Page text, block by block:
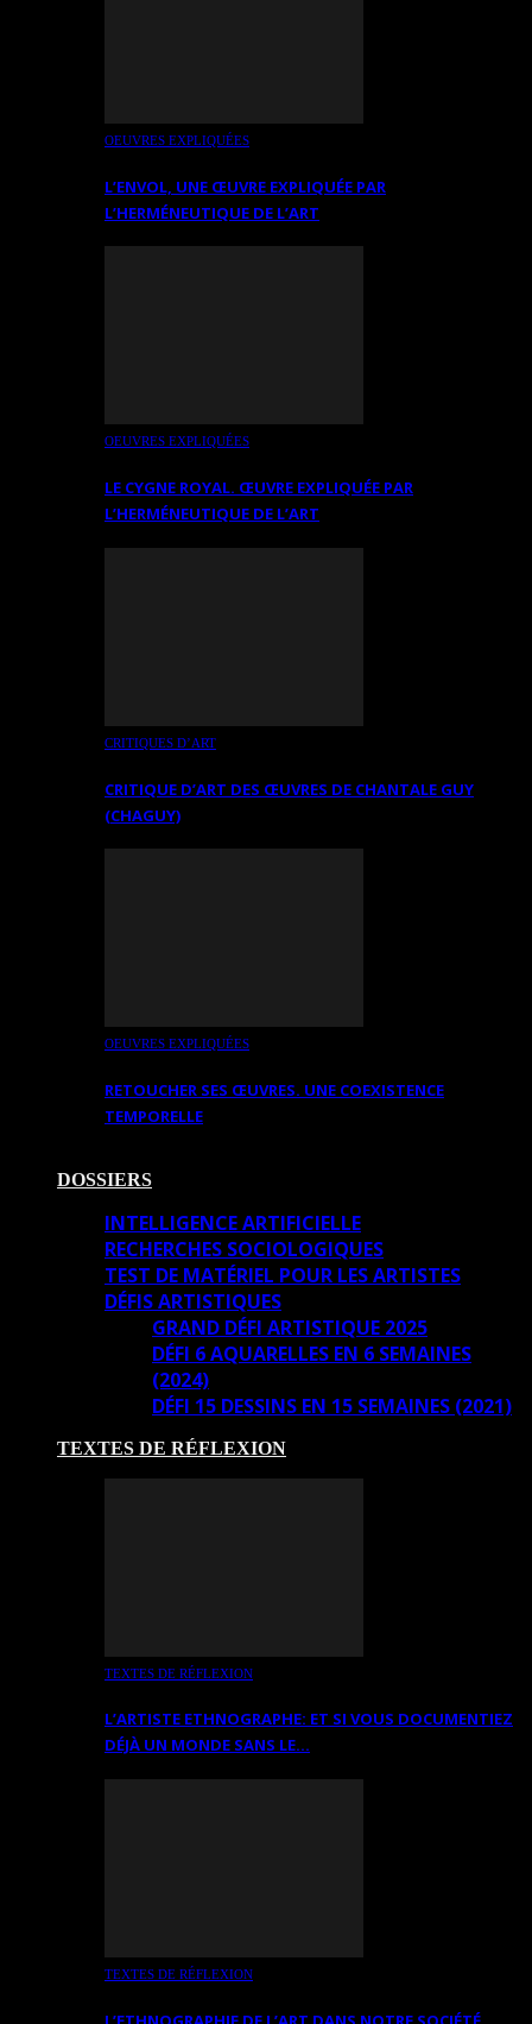
OEUVRES EXPLIQUÉES
L’ENVOL, UNE ŒUVRE EXPLIQUÉE PAR
L’HERMÉNEUTIQUE DE L’ART
OEUVRES EXPLIQUÉES
LE CYGNE ROYAL. ŒUVRE EXPLIQUÉE PAR
L’HERMÉNEUTIQUE DE L’ART
CRITIQUES D’ART
CRITIQUE D’ART DES ŒUVRES DE CHANTALE GUY
(CHAGUY)
OEUVRES EXPLIQUÉES
RETOUCHER SES ŒUVRES. UNE COEXISTENCE
TEMPORELLE
DOSSIERS
INTELLIGENCE ARTIFICIELLE
RECHERCHES SOCIOLOGIQUES
TEST DE MATÉRIEL POUR LES ARTISTES
DÉFIS ARTISTIQUES
GRAND DÉFI ARTISTIQUE 2025
DÉFI 6 AQUARELLES EN 6 SEMAINES
(2024)
DÉFI 15 DESSINS EN 15 SEMAINES (2021)
TEXTES DE RÉFLEXION
TEXTES DE RÉFLEXION
L’ARTISTE ETHNOGRAPHE: ET SI VOUS DOCUMENTIEZ
DÉJÀ UN MONDE SANS LE…
TEXTES DE RÉFLEXION